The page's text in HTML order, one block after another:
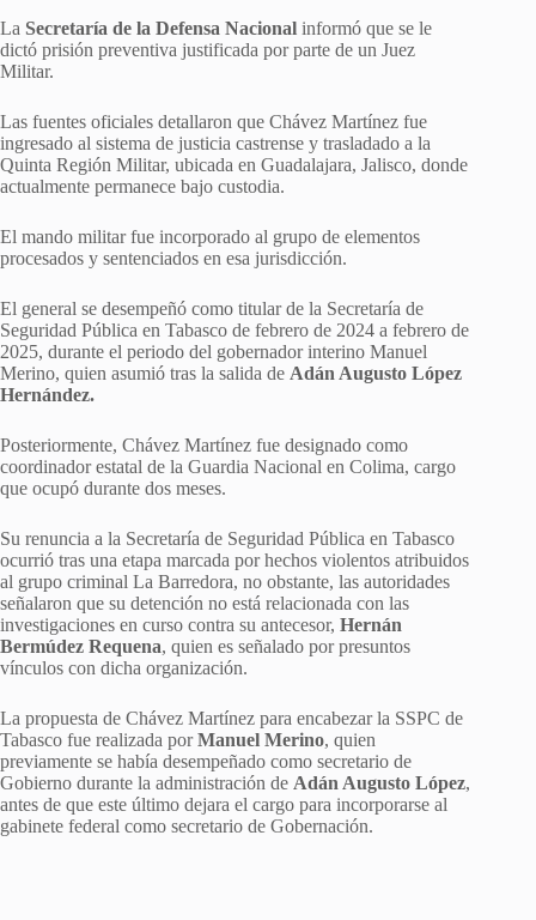
La Secretaría de la Defensa Nacional informó que se le
dictó prisión preventiva justificada por parte de un Juez
Militar.
Las fuentes oficiales detallaron que Chávez Martínez fue
ingresado al sistema de justicia castrense y trasladado a la
Quinta Región Militar, ubicada en Guadalajara, Jalisco, donde
actualmente permanece bajo custodia.
El mando militar fue incorporado al grupo de elementos
procesados y sentenciados en esa jurisdicción.
El general se desempeñó como titular de la Secretaría de
Seguridad Pública en Tabasco de febrero de 2024 a febrero de
2025, durante el periodo del gobernador interino Manuel
Merino, quien asumió tras la salida de Adán Augusto López
Hernández.
Posteriormente, Chávez Martínez fue designado como
coordinador estatal de la Guardia Nacional en Colima, cargo
que ocupó durante dos meses.
Su renuncia a la Secretaría de Seguridad Pública en Tabasco
ocurrió tras una etapa marcada por hechos violentos atribuidos
al grupo criminal La Barredora, no obstante, las autoridades
señalaron que su detención no está relacionada con las
investigaciones en curso contra su antecesor, Hernán
Bermúdez Requena, quien es señalado por presuntos
vínculos con dicha organización.
La propuesta de Chávez Martínez para encabezar la SSPC de
Tabasco fue realizada porManuel Merino, quien
previamente se había desempeñado como secretario de
Gobierno durante la administración de Adán Augusto López,
antes de que este último dejara el cargo para incorporarse al
gabinete federal como secretario de Gobernación.